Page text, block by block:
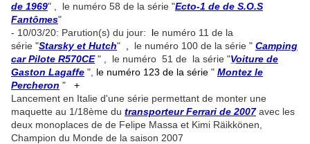
de 1969" , le numéro 58 de la série "Ecto-1 de de S.O.S
Fantômes"
- 10/03/20: Parution(s) du jour:
le numéro 11 de la
série "Starsky et Hutch" le numéro 100 de la série " Camping
car Pilote R570CE" , le numéro 51 de la série "Voiture de
Gaston Lagaffe ", le numéro 123 de la série " Montez le
Percheron "
+
Lancement en Italie d'une série permettant de monter une
maquette au 1/18ème du transporteur Ferrari de 2007avec les
deux monoplaces de de Felipe Massa et Kimi Räikkönen,
Champion du Monde de la saison 2007